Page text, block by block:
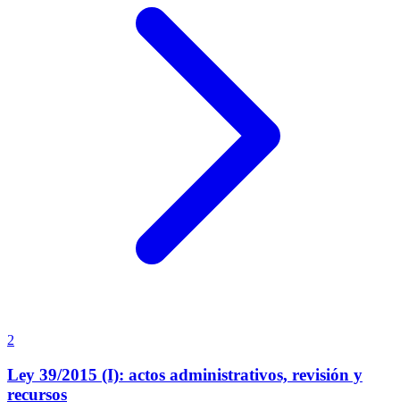
2
Ley 39/2015 (I): actos administrativos, revisión y
recursos